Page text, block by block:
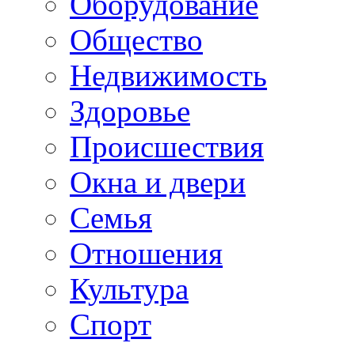
Общество
Недвижимость
Здоровье
Происшествия
Окна и двери
Семья
Отношения
Культура
Спорт